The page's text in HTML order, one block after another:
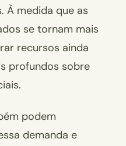
À medida que as
se tornam mais
recursos ainda
profundos sobre
podem
demanda e